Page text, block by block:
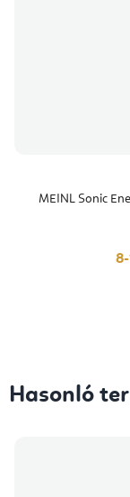
MEINL Sonic
Hasonló